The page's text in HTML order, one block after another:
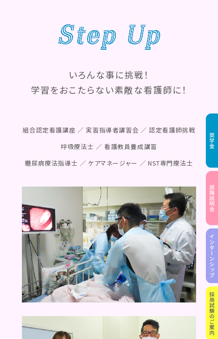
いろんな事に挑戦！
学習をおこたらない素敵な看護師に！
組合認定看護講座 ／ 実習指導者講習会 ／ 認定看護師挑戦
呼吸療法士 ／ 看護教員養成講習
糖尿病療法指導士 ／ ケアマネージャー ／ NST専門療法士